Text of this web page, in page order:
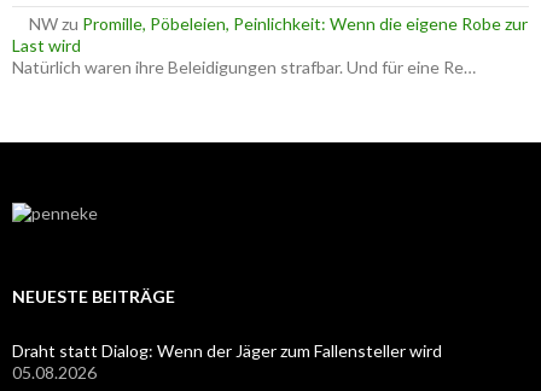
NWzu Promille, Pöbeleien, Peinlichkeit: Wenn die eigene Robe zur
Last wird
Natürlich waren ihre Beleidigungen strafbar. Und für eine Re…
NEUESTE BEITRÄGE
Draht statt Dialog: Wenn der Jäger zum Fallensteller wird
05.08.2026